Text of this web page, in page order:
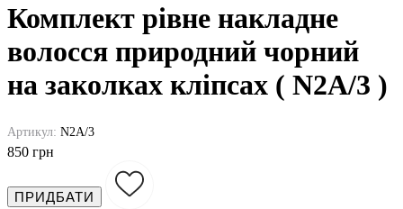
Комплект рівне накладне
волосся природний чорний
на заколках кліпсах ( N2A/3 )
Артикул: N2A/3
850 грн
ПРИДБАТИ